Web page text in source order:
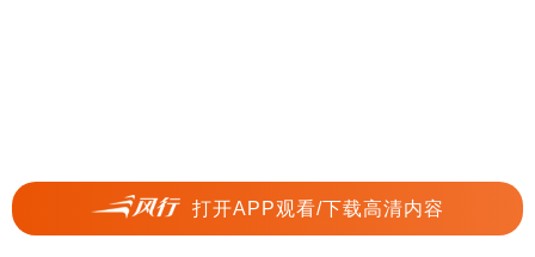
打开APP观看/下载高清内容